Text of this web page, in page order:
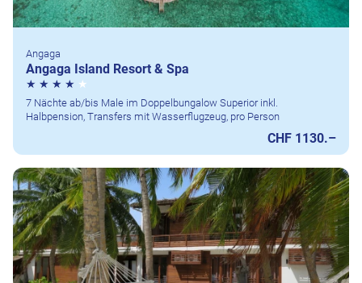
Angaga
Angaga Island Resort & Spa
7 Nächte ab/bis Male im Doppelbungalow Superior inkl.
Halbpension, Transfers mit Wasserflugzeug, pro Person
CHF 1130.–